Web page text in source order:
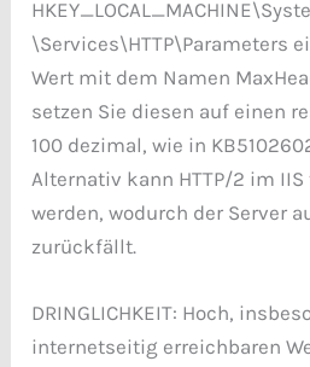
\Services\HTTP\Parameters
Wert mit dem Namen
setzen Sie diesen auf einen
100 dezimal, wie in
Alternativ kann HTTP/2 im
werden, wodurch der Server
zurückfällt.
DRINGLICHKEIT: Hoch,
internetseitig erreichbaren